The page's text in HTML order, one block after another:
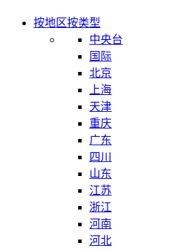
按地区按类型
中央台
国际
北京
上海
天津
重庆
广东
四川
山东
江苏
浙江
河南
河北